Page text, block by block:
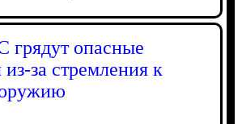
опасные
за стремления к